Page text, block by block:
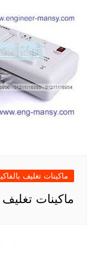
ماكينات تغليف
ماكينات تغليف